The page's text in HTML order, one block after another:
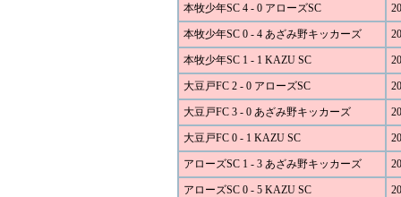
本牧少年SC 4 - 0 アローズSC
本牧少年SC 0 - 4 あざみ野キッカーズ
本牧少年SC 1 - 1 KAZU SC
大豆戸FC 2 - 0 アローズSC
大豆戸FC 3 - 0 あざみ野キッカーズ
大豆戸FC 0 - 1 KAZU SC
アローズSC 1 - 3 あざみ野キッカーズ
アローズSC 0 - 5 KAZU SC